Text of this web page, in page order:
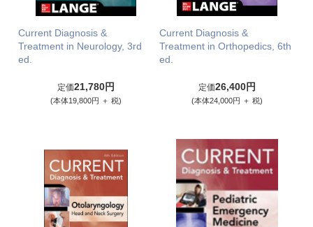
Current Diagnosis &
Treatment in Neurology, 3rd
ed.
定価21,780円
(本体19,800円 ＋ 税)
Current Diagnosis &
Treatment in Orthopedics, 6th
ed.
定価26,400円
(本体24,000円 ＋ 税)